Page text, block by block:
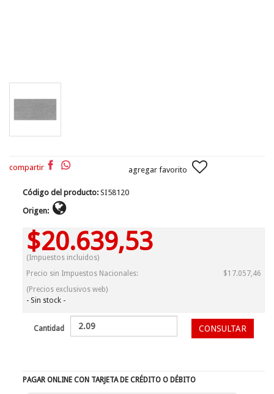
compartir agregar favorito
Código del producto: SI58120
Origen:
$20.639,53
(Impuestos incluidos)
Precio sin Impuestos Nacionales:
$17.057,46
(Precios exclusivos web)
- Sin stock -
Cantidad CONSULTAR
PAGAR ONLINE CON TARJETA DE CRÉDITO O DÉBITO